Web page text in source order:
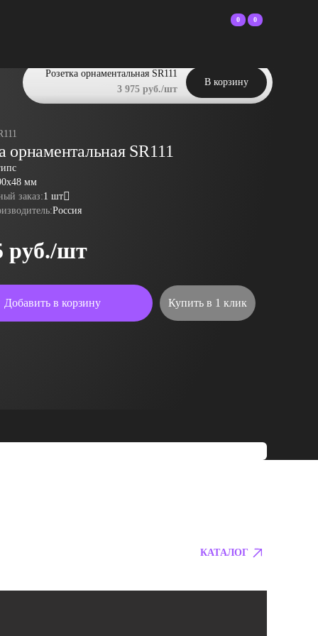
0 0
орнаментальная SR111
мм
заказ:1 шт
Россия
руб./шт
Добавить в корзину Купить в 1 клик
Розетка орнаментальная SR111
3 975 руб./шт
В корзину
КАТАЛОГ